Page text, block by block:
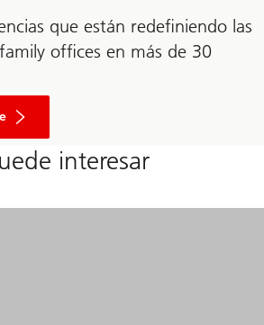
que están redefiniendo las
offices en más de 30
interesar